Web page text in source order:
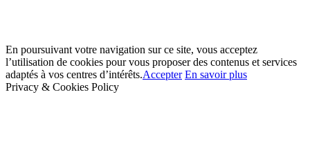
En poursuivant votre navigation sur ce site, vous acceptez
l’utilisation de cookies pour vous proposer des contenus et services
adaptés à vos centres d’intérêts.Accepter En savoir plus
Privacy & Cookies Policy